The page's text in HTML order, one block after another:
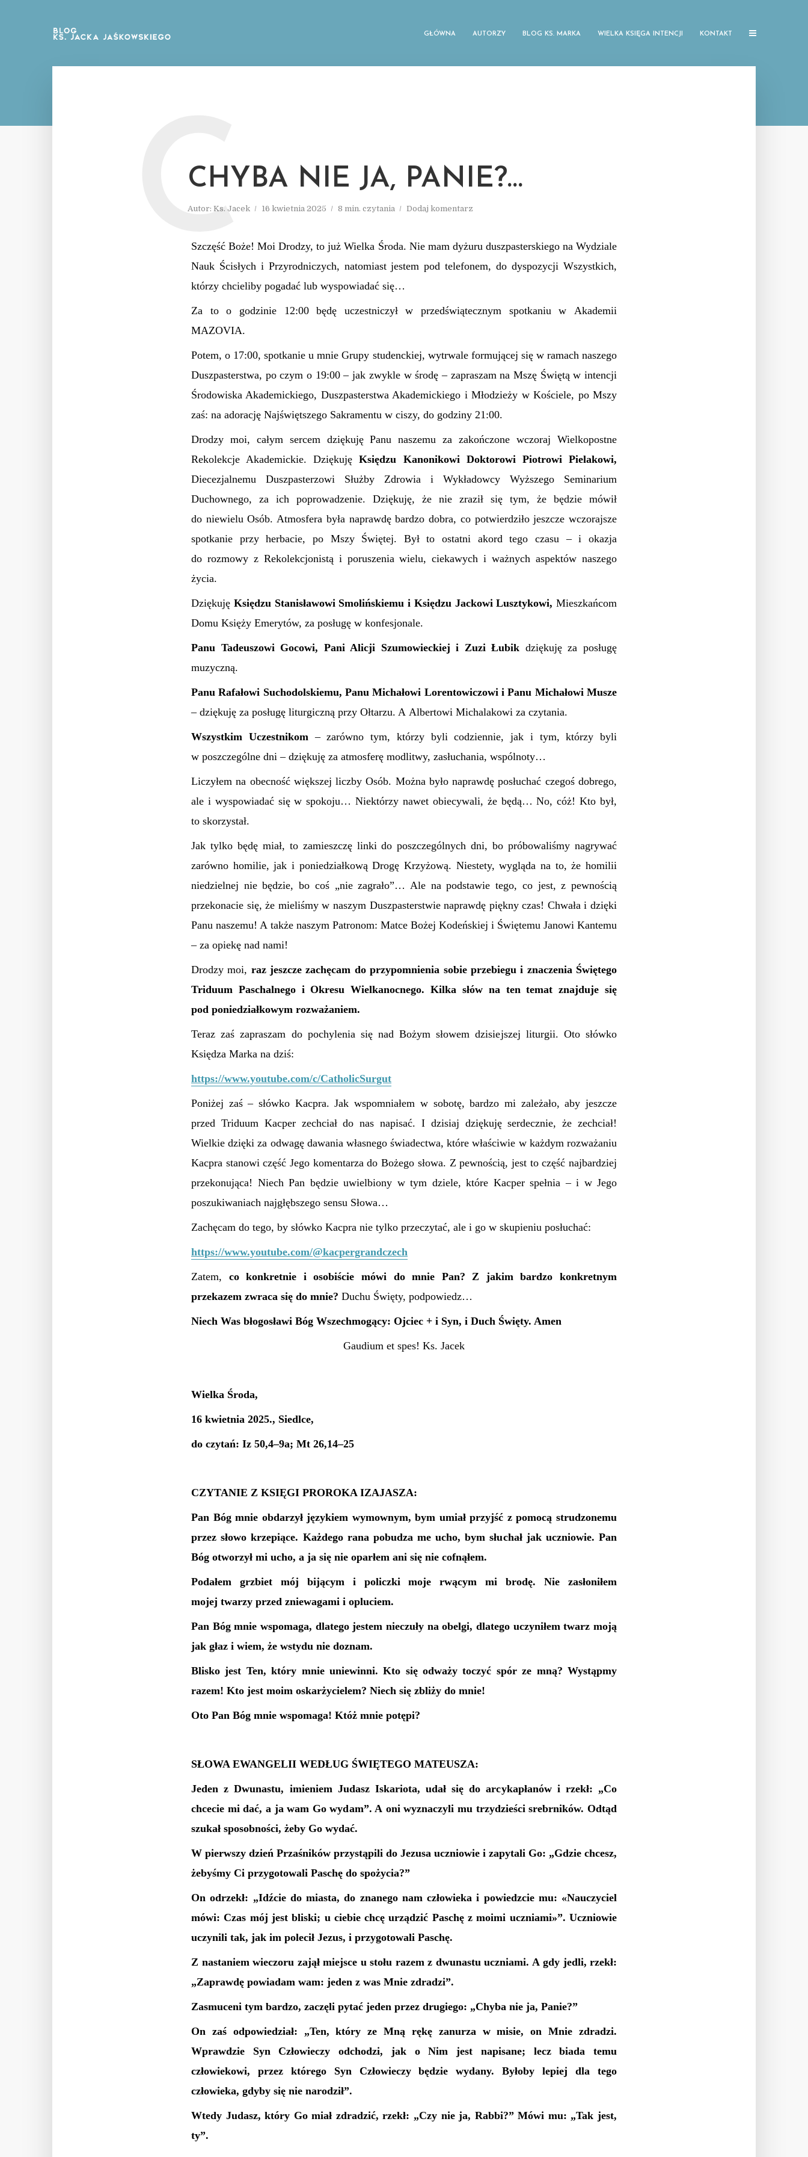
GŁÓWNA AUTORZY BLOG KS. MARKA WIELKA KSIĘGA INTENCJI KONTAKT
CHYBA NIE JA, PANIE?…
Autor: Ks. Jacek 16 kwietnia 2025 8 min. czytania Dodaj komentarz
C
Szczęść Boże! Moi Drodzy, to już Wielka Środa. Nie mam dyżuru duszpasterskiego na Wydziale
Nauk Ścisłych i Przyrodniczych, natomiast jestem pod telefonem, do dyspozycji Wszystkich,
którzy chcieliby pogadać lub wyspowiadać się…
Za to o godzinie 12:00 będę uczestniczył w przedświątecznym spotkaniu w Akademii
MAZOVIA.
Potem, o 17:00, spotkanie u mnie Grupy studenckiej, wytrwale formującej się w ramach naszego
Duszpasterstwa, po czym o 19:00 – jak zwykle w środę – zapraszam na Mszę Świętą w intencji
Środowiska Akademickiego, Duszpasterstwa Akademickiego i Młodzieży w Kościele, po Mszy
zaś: na adorację Najświętszego Sakramentu w ciszy, do godziny 21:00.
Drodzy moi, całym sercem dziękuję Panu naszemu za zakończone wczoraj Wielkopostne
Rekolekcje Akademickie. DziękujęKsiędzu Kanonikowi Doktorowi Piotrowi Pielakowi,
Diecezjalnemu Duszpasterzowi Służby Zdrowia i Wykładowcy Wyższego Seminarium
Duchownego, za ich poprowadzenie. Dziękuję, że nie zraził się tym, że będzie mówił
do niewielu Osób. Atmosfera była naprawdę bardzo dobra, co potwierdziło jeszcze wczorajsze
spotkanie przy herbacie, po Mszy Świętej. Był to ostatni akord tego czasu – i okazja
do rozmowy z Rekolekcjonistą i poruszenia wielu, ciekawych i ważnych aspektów naszego
życia.
Dziękuję Księdzu Stanisławowi Smolińskiemu i Księdzu Jackowi Lusztykowi, Mieszkańcom
Domu Księży Emerytów, za posługę w konfesjonale.
Panu Tadeuszowi Gocowi, Pani Alicji Szumowieckiej i Zuzi Łubik dziękuję za posługę
muzyczną.
Panu Rafałowi Suchodolskiemu, Panu Michałowi Lorentowiczowi i Panu Michałowi Musze
– dziękuję za posługę liturgiczną przy Ołtarzu. A Albertowi Michalakowi za czytania.
Wszystkim Uczestnikom– zarówno tym, którzy byli codziennie, jak i tym, którzy byli
w poszczególne dni – dziękuję za atmosferę modlitwy, zasłuchania, wspólnoty…
Liczyłem na obecność większej liczby Osób. Można było naprawdę posłuchać czegoś dobrego,
ale i wyspowiadać się w spokoju… Niektórzy nawet obiecywali, że będą… No, cóż! Kto był,
to skorzystał.
Jak tylko będę miał, to zamieszczę linki do poszczególnych dni, bo próbowaliśmy nagrywać
zarówno homilie, jak i poniedziałkową Drogę Krzyżową. Niestety, wygląda na to, że homilii
niedzielnej nie będzie, bo coś „nie zagrało”… Ale na podstawie tego, co jest, z pewnością
przekonacie się, że mieliśmy w naszym Duszpasterstwie naprawdę piękny czas! Chwała i dzięki
Panu naszemu! A także naszym Patronom: Matce Bożej Kodeńskiej i Świętemu Janowi Kantemu
– za opiekę nad nami!
Drodzy moi, raz jeszcze zachęcam do przypomnienia sobie przebiegu i znaczenia Świętego
Triduum Paschalnego i Okresu Wielkanocnego. Kilka słów na ten temat znajduje się
pod poniedziałkowym rozważaniem.
Teraz zaś zapraszam do pochylenia się nad Bożym słowem dzisiejszej liturgii. Oto słówko
Księdza Marka na dziś:
https://www.youtube.com/c/CatholicSurgut
Poniżej zaś – słówko Kacpra.Jak wspomniałem w sobotę, bardzo mi zależało, aby jeszcze
przed Triduum Kacper zechciał do nas napisać. I dzisiaj dziękuję serdecznie, że zechciał!
Wielkie dzięki za odwagę dawania własnego świadectwa, które właściwie w każdym rozważaniu
Kacpra stanowi część Jego komentarza do Bożego słowa. Z pewnością, jest to część najbardziej
przekonująca! Niech Pan będzie uwielbiony w tym dziele, które Kacper spełnia – i w Jego
poszukiwaniach najgłębszego sensu Słowa…
Zachęcam do tego, by słówko Kacpra nie tylko przeczytać, ale i go w skupieniu posłuchać:
https://www.youtube.com/@kacpergrandczech
Zatem, co konkretnie i osobiście mówi do mnie Pan? Z jakim bardzo konkretnym
przekazem zwraca się do mnie? Duchu Święty, podpowiedz…
Niech Was błogosławi Bóg Wszechmogący: Ojciec + i Syn, i Duch Święty. Amen
Gaudium et spes! Ks. Jacek
Wielka Środa,
16 kwietnia 2025., Siedlce,
do czytań: Iz 50,4–9a; Mt 26,14–25
CZYTANIE Z KSIĘGI PROROKA IZAJASZA:
Pan Bóg mnie obdarzył językiem wymownym, bym umiał przyjść z pomocą strudzonemu
przez słowo krzepiące. Każdego rana pobudza me ucho, bym słuchał jak uczniowie. Pan
Bóg otworzył mi ucho, a ja się nie oparłem ani się nie cofnąłem.
Podałem grzbiet mój bijącym i policzki moje rwącym mi brodę. Nie zasłoniłem
mojej twarzy przed zniewagami i opluciem.
Pan Bóg mnie wspomaga, dlatego jestem nieczuły na obelgi, dlatego uczyniłem twarz moją
jak głaz i wiem, że wstydu nie doznam.
Blisko jest Ten, który mnie uniewinni. Kto się odważy toczyć spór ze mną? Wystąpmy
razem! Kto jest moim oskarżycielem? Niech się zbliży do mnie!
Oto Pan Bóg mnie wspomaga! Któż mnie potępi?
SŁOWA EWANGELII WEDŁUG ŚWIĘTEGO MATEUSZA:
Jeden z Dwunastu, imieniem Judasz Iskariota, udał się do arcykapłanów i rzekł: „Co
chcecie mi dać, a ja wam Go wydam”. A oni wyznaczyli mu trzydzieści srebrników. Odtąd
szukał sposobności, żeby Go wydać.
W pierwszy dzień Przaśników przystąpili do Jezusa uczniowie i zapytali Go: „Gdzie chcesz,
żebyśmy Ci przygotowali Paschę do spożycia?”
On odrzekł: „Idźcie do miasta, do znanego nam człowieka i powiedzcie mu: «Nauczyciel
mówi: Czas mój jest bliski; u ciebie chcę urządzić Paschę z moimi uczniami»”. Uczniowie
uczynili tak, jak im polecił Jezus, i przygotowali Paschę.
Z nastaniem wieczoru zajął miejsce u stołu razem z dwunastu uczniami. A gdy jedli, rzekł:
„Zaprawdę powiadam wam: jeden z was Mnie zdradzi”.
Zasmuceni tym bardzo, zaczęli pytać jeden przez drugiego: „Chyba nie ja, Panie?”
On zaś odpowiedział: „Ten, który ze Mną rękę zanurza w misie, on Mnie zdradzi.
Wprawdzie Syn Człowieczy odchodzi, jak o Nim jest napisane; lecz biada temu
człowiekowi, przez którego Syn Człowieczy będzie wydany. Byłoby lepiej dla tego
człowieka, gdyby się nie narodził”.
Wtedy Judasz, który Go miał zdradzić, rzekł: „Czy nie ja, Rabbi?” Mówi mu: „Tak jest,
ty”.